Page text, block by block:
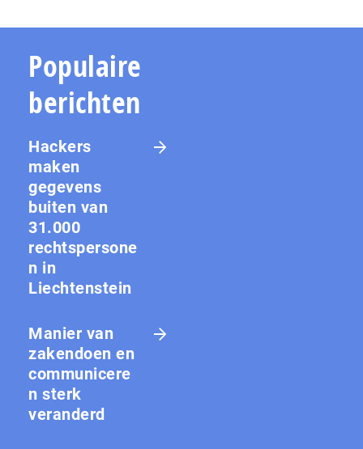
Populaire
berichten
Hackers
maken
gegevens
buiten van
31.000
rechtspersone
n in
Liechtenstein
Manier van
zakendoen en
communicere
n sterk
veranderd